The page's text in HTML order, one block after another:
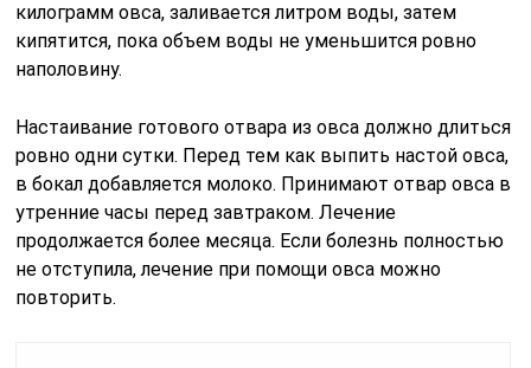
килограмм овса, заливается литром воды, затем
кипятится, пока объем воды не уменьшится ровно
наполовину.
Настаивание готового отвара из овса должно длиться
ровно одни сутки. Перед тем как выпить настой овса,
в бокал добавляется молоко. Принимают отвар овса в
утренние часы перед завтраком. Лечение
продолжается более месяца. Если болезнь полностью
не отступила, лечение при помощи овса можно
повторить.